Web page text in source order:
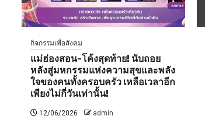
กิจกรรมเพื่อสังคม
แม่ฮ่องสอน-โค้งสุดท้าย! นับถอย
หลังสู่มหกรรมแห่งความสุขและพลัง
ใจของคนทั้งครอบครัว เหลือเวลาอีก
เพียงไม่กี่วันเท่านั้น!
12/06/2026 admin